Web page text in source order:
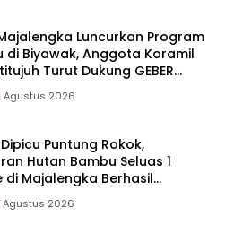
Luncurkan Program
di Biyawak, Anggota Koramil
Turut Dukung GEBER
Warga
Agustus 2026
Puntung Rokok,
Hutan Bambu Seluas 1
di Majalengka Berhasil
Agustus 2026